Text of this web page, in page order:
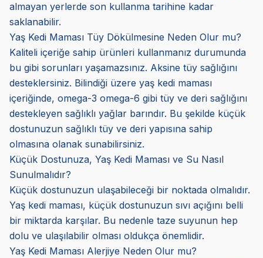
almayan yerlerde son kullanma tarihine kadar
saklanabilir.
Yaş Kedi Maması Tüy Dökülmesine Neden Olur mu?
Kaliteli içeriğe sahip ürünleri kullanmanız durumunda
bu gibi sorunları yaşamazsınız. Aksine tüy sağlığını
desteklersiniz. Bilindiği üzere yaş kedi maması
içeriğinde, omega-3 omega-6 gibi tüy ve deri sağlığını
destekleyen sağlıklı yağlar barındır. Bu şekilde küçük
dostunuzun sağlıklı tüy ve deri yapısına sahip
olmasına olanak sunabilirsiniz.
Küçük Dostunuza, Yaş Kedi Maması ve Su Nasıl
Sunulmalıdır?
Küçük dostunuzun ulaşabileceği bir noktada olmalıdır.
Yaş kedi maması, küçük dostunuzun sıvı açığını belli
bir miktarda karşılar. Bu nedenle taze suyunun hep
dolu ve ulaşılabilir olması oldukça önemlidir.
Yaş Kedi Maması Alerjiye Neden Olur mu?